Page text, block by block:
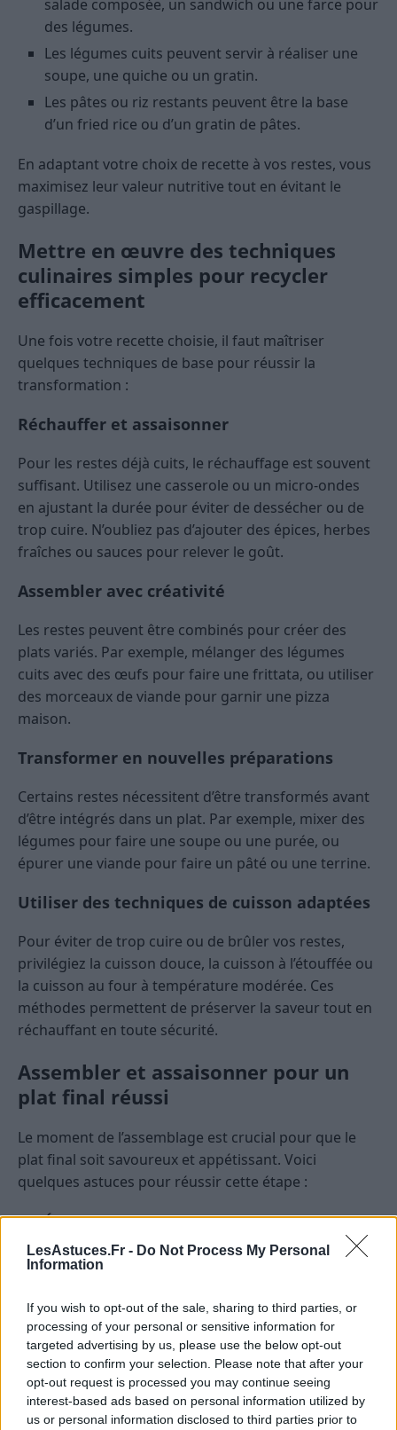
LesAstuces.Fr - Do Not Process My Personal
Information
If you wish to opt-out of the sale, sharing to third parties, or
processing of your personal or sensitive information for
targeted advertising by us, please use the below opt-out
section to confirm your selection. Please note that after your
opt-out request is processed you may continue seeing
interest-based ads based on personal information utilized by
us or personal information disclosed to third parties prior to
salade composée, un sandwich ou une farce pour
des légumes.
Les légumes cuits peuvent servir à réaliser une
soupe, une quiche ou un gratin.
Les pâtes ou riz restants peuvent être la base
d’un fried rice ou d’un gratin de pâtes.
En adaptant votre choix de recette à vos restes, vous
maximisez leur valeur nutritive tout en évitant le
gaspillage.
Mettre en œuvre des techniques
culinaires simples pour recycler
efficacement
Une fois votre recette choisie, il faut maîtriser
quelques techniques de base pour réussir la
transformation :
Réchauffer et assaisonner
Pour les restes déjà cuits, le réchauffage est souvent
suffisant. Utilisez une casserole ou un micro-ondes
en ajustant la durée pour éviter de dessécher ou de
trop cuire. N’oubliez pas d’ajouter des épices, herbes
fraîches ou sauces pour relever le goût.
Assembler avec créativité
Les restes peuvent être combinés pour créer des
plats variés. Par exemple, mélanger des légumes
cuits avec des œufs pour faire une frittata, ou utiliser
des morceaux de viande pour garnir une pizza
maison.
Transformer en nouvelles préparations
Certains restes nécessitent d’être transformés avant
d’être intégrés dans un plat. Par exemple, mixer des
légumes pour faire une soupe ou une purée, ou
épurer une viande pour faire un pâté ou une terrine.
Utiliser des techniques de cuisson adaptées
Pour éviter de trop cuire ou de brûler vos restes,
privilégiez la cuisson douce, la cuisson à l’étouffée ou
la cuisson au four à température modérée. Ces
méthodes permettent de préserver la saveur tout en
réchauffant en toute sécurité.
Assembler et assaisonner pour un
plat final réussi
Le moment de l’assemblage est crucial pour que le
plat final soit savoureux et appétissant. Voici
quelques astuces pour réussir cette étape :
Équilibrer les saveurs :ajustez le sel, le poivre,
les herbes et les épices pour relever le goût.
Ajouter des éléments frais :
la fraîcheur.
Jouer sur la texture :si votre plat est trop
liquide, vous pouvez l’épaissir avec un peu de
farine ou de maïzena, ou le gratiner avec du
fromage râpé.